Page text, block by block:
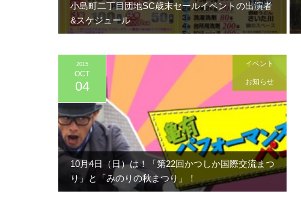
小島町二丁目団地SC歳末セールイベントの出演者
&スケジュール
10月4日（日）は！「第22回かつしか国際交流まつ
り」と「みのりの秋まつり」！
2015
OCT
04
イベント
お知らせ